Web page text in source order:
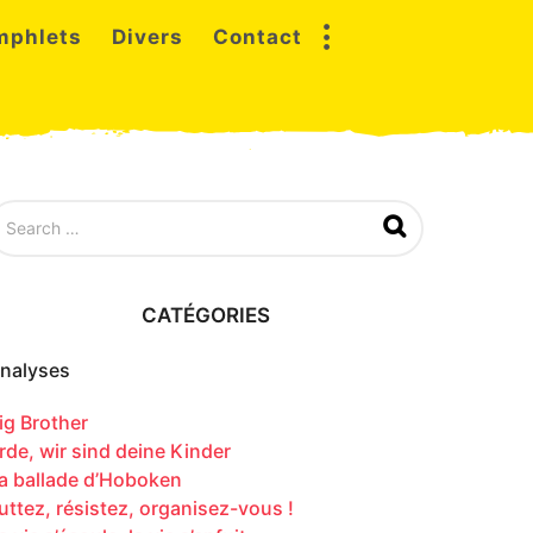
Divers Contact
CATÉGORIES
Brother
wir sind deine Kinder
ballade d’Hoboken
résistez, organisez-vous !